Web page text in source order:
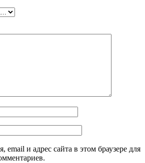
email и адрес сайта в этом браузере для